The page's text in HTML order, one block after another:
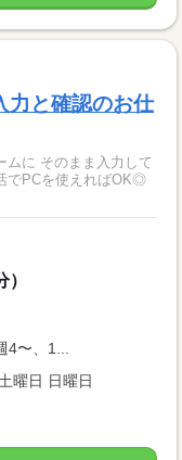
力と確認のお仕
でPCを使えればOK◎
4〜、1...
曜日 日曜日